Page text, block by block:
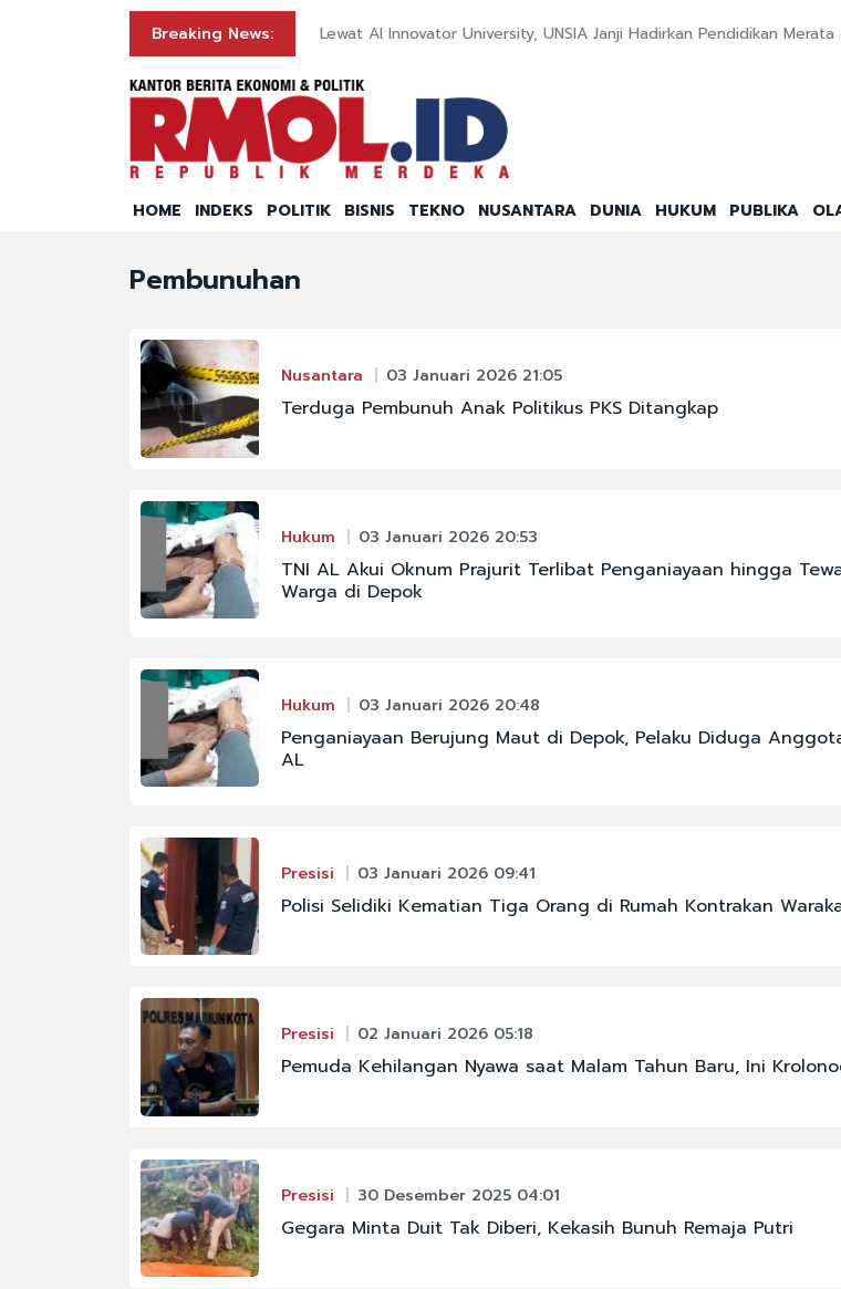
Breaking News: Lewat AI Innovator University, UNSIA Janji Hadirkan Pendidikan
HOME INDEKS POLITIK BISNIS TEKNO NUSANTARA DUNIA HUKUM PUBLIKA
Pembunuhan
Nusantara 03 Januari 2026 21:05
Terduga Pembunuh Anak Politikus PKS Ditangkap
Hukum 03 Januari 2026 20:53
TNI AL Akui Oknum Prajurit Terlibat Penganiayaan hingga
Warga di Depok
Hukum 03 Januari 2026 20:48
Penganiayaan Berujung Maut di Depok, Pelaku Diduga
AL
Presisi 03 Januari 2026 09:41
Polisi Selidiki Kematian Tiga Orang di Rumah Kontrakan
Presisi 02 Januari 2026 05:18
Pemuda Kehilangan Nyawa saat Malam Tahun Baru, Ini
Presisi 30 Desember 2025 04:01
Gegara Minta Duit Tak Diberi, Kekasih Bunuh Remaja Putri